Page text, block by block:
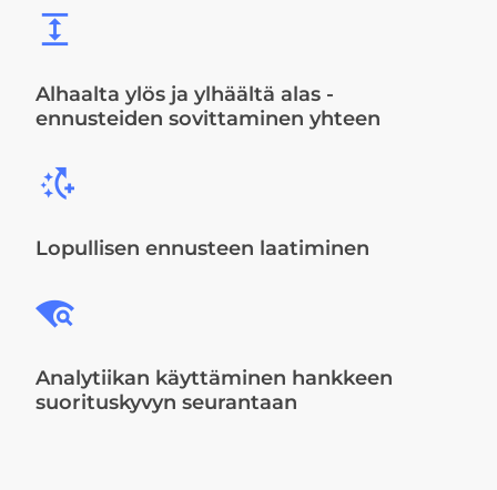
expand
Alhaalta ylös ja ylhäältä alas -
ennusteiden sovittaminen yhteen
switch_access_shortcut_add
Lopullisen ennusteen laatiminen
wifi_find
Analytiikan käyttäminen hankkeen
suorituskyvyn seurantaan